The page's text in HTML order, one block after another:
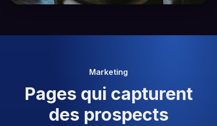
Marketing
Pages qui capturent
des prospects